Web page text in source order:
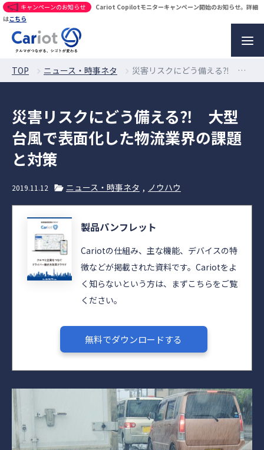
キャンペーンのお知らせ
Cariot Copilotモニターキャンペーン開始のお知らせ。詳細
はこちら
TOP ニュース・時事ネタ 災害リスクにどう備える⁈ 大型台風で表面化した物流業界の課題と対策
災害リスクにどう備える⁈ 大型
台風で表面化した物流業界の課題
と対策
2019.11.12 ニュース・時事ネタ ノウハウ
製品パンフレット
Cariotの仕組み、主な機能、デバイスの特
徴などが掲載された資料です。Cariotをよ
く知らないという方は、まずこちらをご覧
ください。
無料でダウンロードする